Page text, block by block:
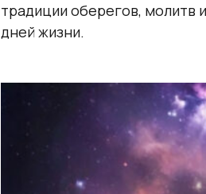
традиции оберегов, молитв
дней жизни.